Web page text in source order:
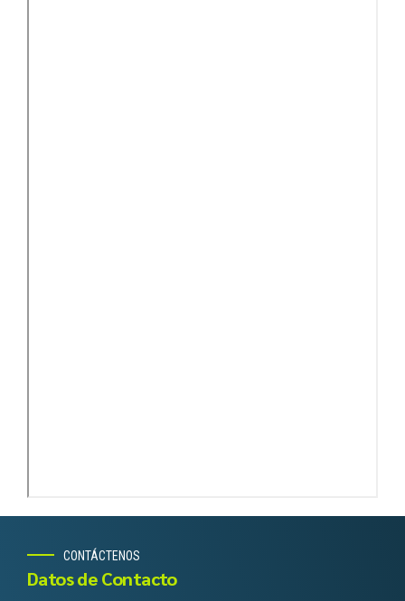
CONTÁCTENOS
Datos de Contacto